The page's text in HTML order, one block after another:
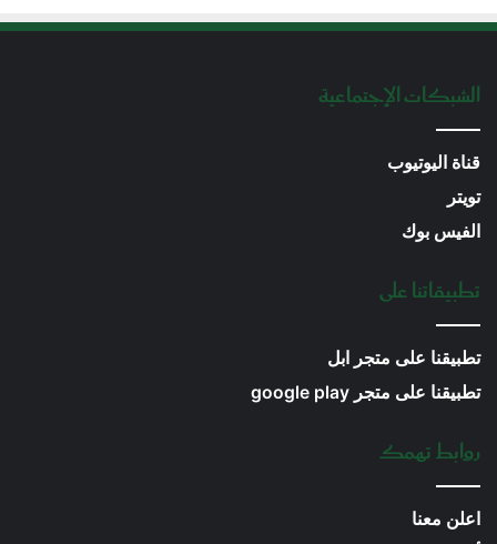
الشبكات الإجتماعية
قناة اليوتيوب
تويتر
الفيس بوك
تطبيقاتنا على
تطبيقنا على متجر ابل
تطبيقنا على متجر google play
روابط تهمك
اعلن معنا